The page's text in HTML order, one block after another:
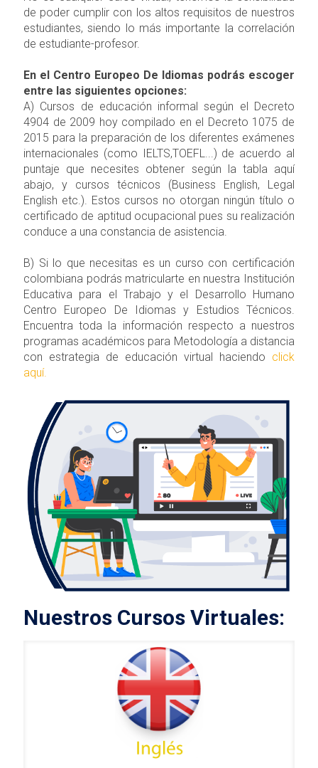
de poder cumplir con los altos requisitos de nuestros
estudiantes, siendo lo más importante la correlación
de estudiante-profesor.
En el Centro Europeo De Idiomas podrás escoger
entre las siguientes opciones:
A) Cursos de educación informal según el Decreto
4904 de 2009 hoy compilado en el Decreto 1075 de
2015 para la preparación de los diferentes exámenes
internacionales (como IELTS,TOEFL...) de acuerdo al
puntaje que necesites obtener según la tabla aquí
abajo, y cursos técnicos (Business English, Legal
English etc.). Estos cursos no otorgan ningún título o
certificado de aptitud ocupacional pues su realización
conduce a una constancia de asistencia.
B) Si lo que necesitas es un curso con certificación
colombiana podrás matricularte en nuestra Institución
Educativa para el Trabajo y el Desarrollo Humano
Centro Europeo De Idiomas y Estudios Técnicos.
Encuentra toda la información respecto a nuestros
programas académicos para Metodología a distancia
con estrategia de educación virtual haciendo click
aquí.
Nuestros Cursos Virtuales: